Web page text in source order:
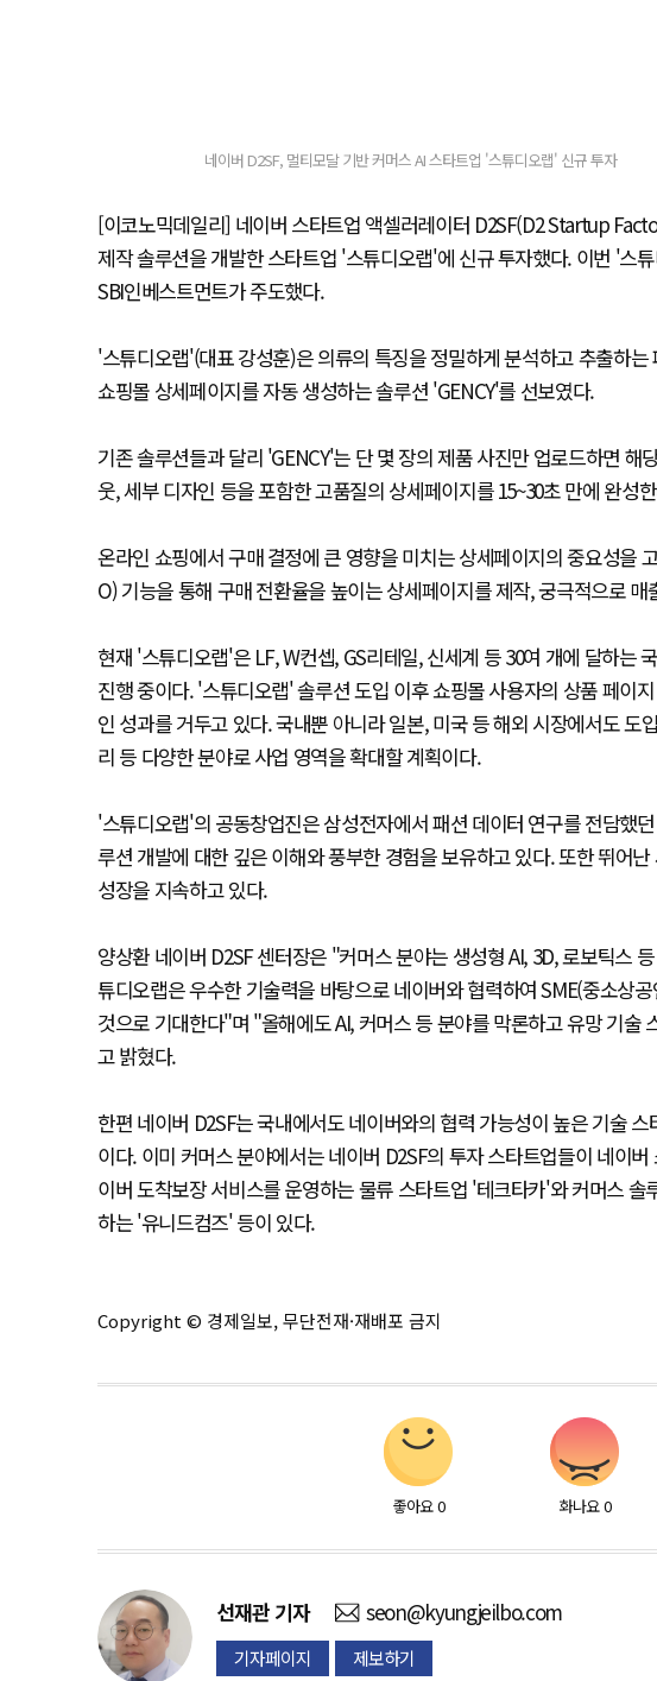
네이버 D2SF, 멀티모달 기반 커머스 AI 스타트업 '스튜디오랩' 신규 투자
[이코노믹데일리] 네이버 스타트업 액셀러레이터 D2SF(D2 Startup
제작 솔루션을 개발한 스타트업 '스튜디오랩'에 신규 투자했다. 이번 '스
SBI인베스트먼트가 주도했다.
'스튜디오랩'(대표 강성훈)은 의류의 특징을 정밀하게 분석하고 추출하
쇼핑몰 상세페이지를 자동 생성하는 솔루션 'GENCY'를 선보였다.
기존 솔루션들과 달리 'GENCY'는 단 몇 장의 제품 사진만 업로드하면
웃, 세부 디자인 등을 포함한 고품질의 상세페이지를 15~30초 만에 완성
온라인 쇼핑에서 구매 결정에 큰 영향을 미치는 상세페이지의 중요성을
O) 기능을 통해 구매 전환율을 높이는 상세페이지를 제작, 궁극적으로
현재 '스튜디오랩'은 LF, W컨셉, GS리테일, 신세계 등 30여 개에 달하는
진행 중이다. '스튜디오랩' 솔루션 도입 이후 쇼핑몰 사용자의 상품 페이
인 성과를 거두고 있다. 국내뿐 아니라 일본, 미국 등 해외 시장에서도
리 등 다양한 분야로 사업 영역을 확대할 계획이다.
'스튜디오랩'의 공동창업진은 삼성전자에서 패션 데이터 연구를 전담했
루션 개발에 대한 깊은 이해와 풍부한 경험을 보유하고 있다. 또한 뛰어
성장을 지속하고 있다.
양상환 네이버 D2SF 센터장은 "커머스 분야는 생성형 AI, 3D, 로보틱스
튜디오랩은 우수한 기술력을 바탕으로 네이버와 협력하여 SME(중소상
것으로 기대한다"며 "올해에도 AI, 커머스 등 분야를 막론하고 유망 기
고 밝혔다.
한편 네이버 D2SF는 국내에서도 네이버와의 협력 가능성이 높은 기술
이다. 이미 커머스 분야에서는 네이버 D2SF의 투자 스타트업들이 네이
이버 도착보장 서비스를 운영하는 물류 스타트업 '테크타카'와 커머스
하는 '유니드컴즈' 등이 있다.
Copyright © 경제일보, 무단전재·재배포 금지
좋아요 0 화나요 0
선재관 기자 seon@kyungjeilbo.com
기자페이지 제보하기